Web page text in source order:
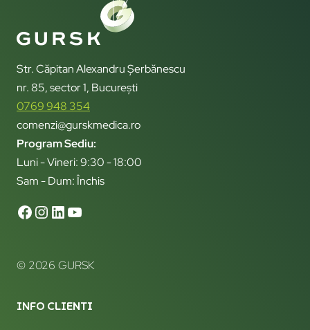
Str. Căpitan Alexandru Șerbănescu
nr. 85, sector 1, București
0769 948 354
comenzi@gurskmedica.ro
Program Sediu:
Luni - Vineri: 9:30 - 18:00
Sam - Dum: Închis
© 2026 GURSK
INFO CLIENTI